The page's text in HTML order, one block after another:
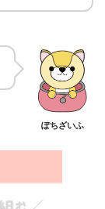
ぽちざいふ